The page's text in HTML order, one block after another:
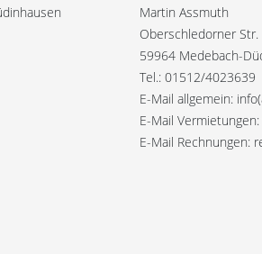
Martin Assmuth
Oberschledorner Str.
59964 Medebach-
Tel.: 01512/4023639
E-Mail allgemein:
E-Mail
E-Mail Rechnungen: